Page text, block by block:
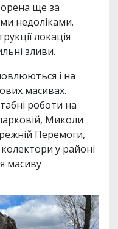
ще за
недоліками.
локація
зливи.
і на
масивах.
роботи на
Миколи
Перемоги,
у районі
масиву